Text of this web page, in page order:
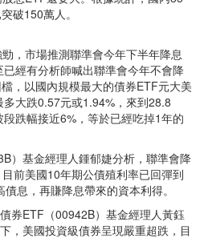
破150萬人。
，市場推測聯準會今年下半年降息
經有分析師喊出聯準會今年不會降
，以國內規模最大的債券ETF元大美
大跌0.57元或1.94%，來到28.8
跌幅接近6%，等於已經吃掉1年的
）基金經理人鍾郁婕分析，聯準會降
前美國10年期公債殖利率已回彈到
息，再賺降息帶來的資本利得。
券ETF（00942B）基金經理人黃鈺
，美國投資級債券呈現嚴重超跌，目